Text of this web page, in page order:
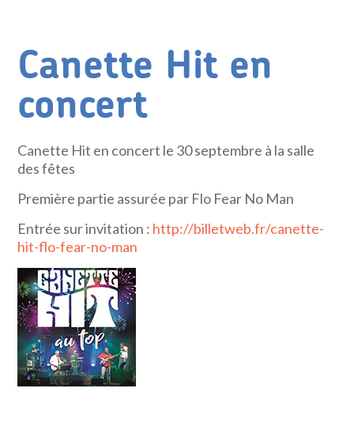
Canette Hit en
concert
Canette Hit en concert le 30 septembre à la salle
des fêtes
Première partie assurée par Flo Fear No Man
Entrée sur invitation : http://billetweb.fr/canette-
hit-flo-fear-no-man